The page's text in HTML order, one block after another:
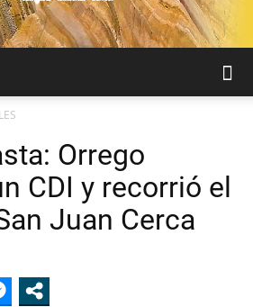
SOL
Orrego
CDI y recorrió el
Juan Cerca